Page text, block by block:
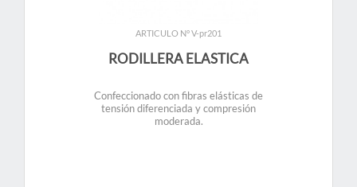
ARTICULO N° V-pr201
RODILLERA ELASTICA
Confeccionado con fibras elásticas de
tensión diferenciada y compresión
moderada.